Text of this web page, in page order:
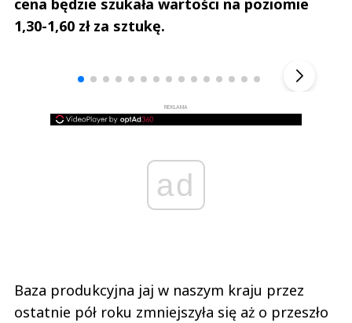
1,30-1,60 zł za sztukę.
REKLAMA
ad
Baza produkcyjna jaj w naszym kraju przez
ostatnie pół roku zmniejszyła się aż o przeszło
Andrzej i Marta Sterniccy